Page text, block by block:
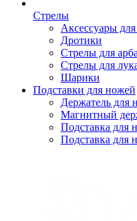
Стрелы
Аксессуары для
Дротики
Стрелы для
Стрелы для
Шарики
Подставки для ножей
Держатель для
Магнитный
Подставка для
Подставка для